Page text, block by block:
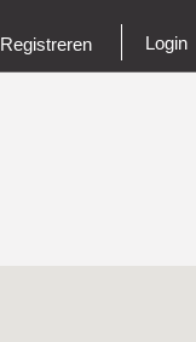
Registreren Login